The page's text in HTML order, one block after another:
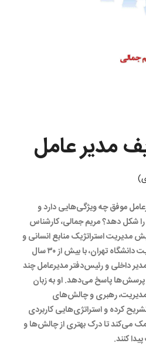
مدیر عامل
موفق چه ویژگی‌هایی دارد و
شکل دهد؟ مریم جمالی، کارشناس
مدیریت استراتژیک منابع انسانی و
فارغ‌التحصیل دانشکده‌ی مدیریت دانشگاه تهران، با بیش از ۳۰ سال
داخلی و رئیس‌دفتر مدیرعامل چند
پرسش‌ها پاسخ می‌دهد. او به زبان
رهبری و چالش‌های
کرده و استراتژی‌هایی کاربردی
می‌کند تا درک بهتری از چالش‌ها و
کنند.